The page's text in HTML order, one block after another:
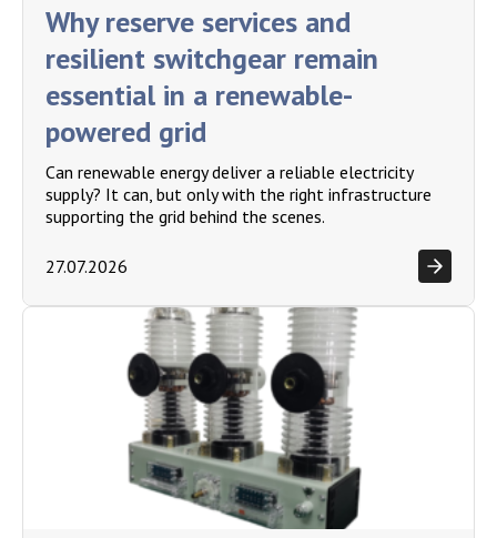
Why reserve services and
resilient switchgear remain
essential in a renewable-
powered grid
Can renewable energy deliver a reliable electricity
supply? It can, but only with the right infrastructure
supporting the grid behind the scenes.
27.07.2026